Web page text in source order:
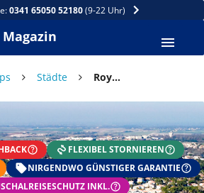
0341 65050 52180(9-22 Uhr)
Magazin
Städte Royan an Frankreichs Küste
FLEXIBEL STORNIEREN
NIRGENDWO GÜNSTIGER GARANTIE
INKL.